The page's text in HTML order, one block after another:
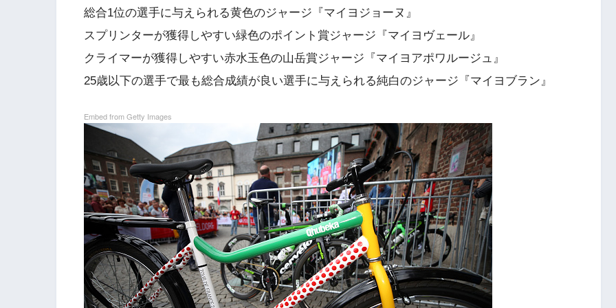
総合1位の選手に与えられる黄色のジャージ『マイヨジョーヌ』
スプリンターが獲得しやすい緑色のポイント賞ジャージ『マイヨヴェール』
クライマーが獲得しやすい赤水玉色の山岳賞ジャージ『マイヨアポワルージュ』
25歳以下の選手で最も総合成績が良い選手に与えられる純白のジャージ『マイヨブラン』
Embed from Getty Images